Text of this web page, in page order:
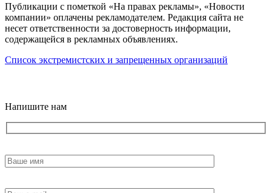
Публикации с пометкой «На правах рекламы», «Новости
компании» оплачены рекламодателем. Редакция сайта не
несет ответственности за достоверность информации,
содержащейся в рекламных объявлениях.
Список экстремистских и запрещенных организаций
Напишите нам